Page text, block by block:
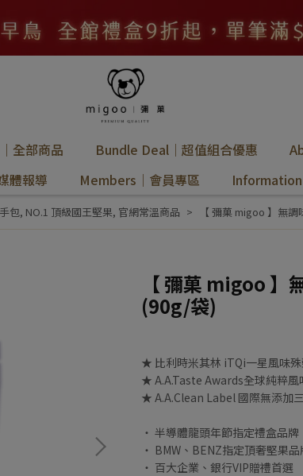
全部商品 Bundle Deal｜超值組合優惠
體報導
Members｜會員專區
包, NO.1 頂級國王堅果, 官網常溫商品 【 彌菓 migoo 】無
【 彌菓 migoo 】
(90g/袋)
★ 比利時米其林 iTQi一星風味
★ A.A.Taste Awards全球純粹風
★ A.A.Clean Label 國際無添加
‧ 半導體龍頭年節指定禮盒品牌
‧ BMW、BENZ指定頂奢堅果品
‧ 百大企業、銀行VIP贈禮首選